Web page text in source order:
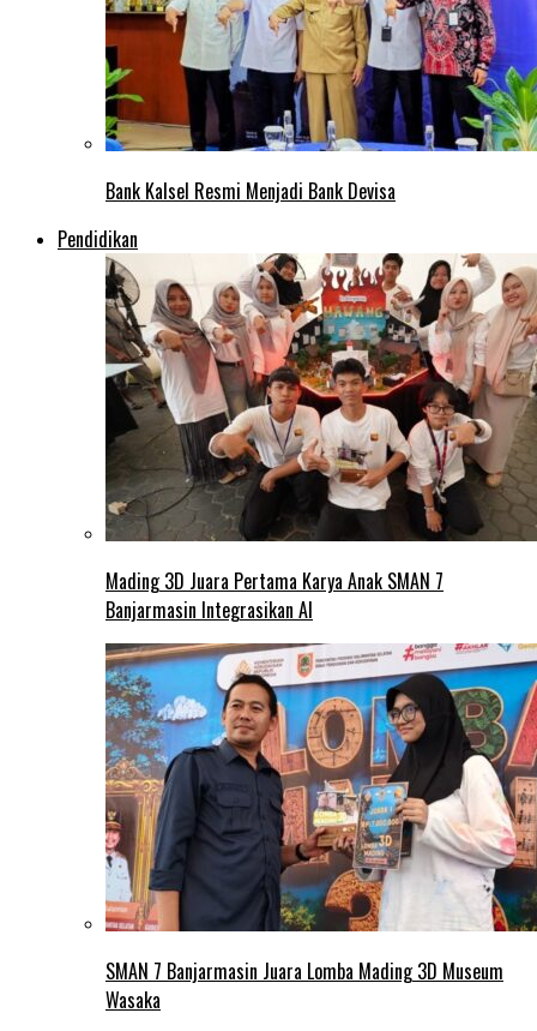
Bank Kalsel Resmi Menjadi Bank Devisa
Pendidikan
Mading 3D Juara Pertama Karya Anak SMAN 7
Banjarmasin Integrasikan AI
SMAN 7 Banjarmasin Juara Lomba Mading 3D Museum
Wasaka